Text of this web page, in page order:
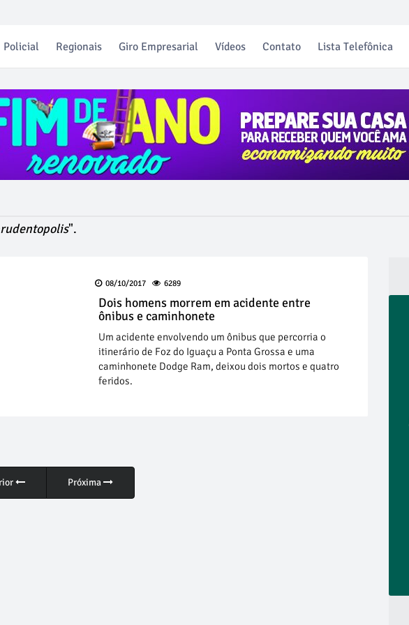
Policial Regionais Giro Empresarial Vídeos Contato Lista Telefônica
".
08/10/2017 6289
Dois homens morrem em acidente entre
ônibus e caminhonete
Um acidente envolvendo um ônibus que percorria o
itinerário de Foz do Iguaçu a Ponta Grossa e uma
caminhonete Dodge Ram, deixou dois mortos e quatro
feridos.
Próxima